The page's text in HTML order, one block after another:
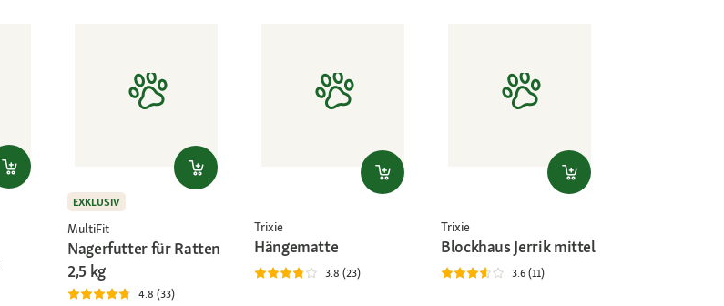
EXKLUSIV
MultiFit
Nagerfutter für Ratten
2,5 kg
4.8 (33)
Trixie
Hängematte
3.8 (23)
Trixie
Blockhaus Jerrik mittel
3.6 (11)